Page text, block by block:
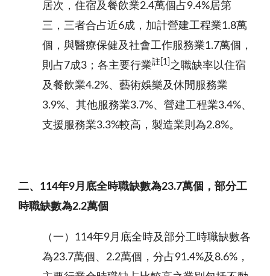
居次，住宿及餐飲業2.4萬個占9.4%居第
三，三者合占近6成，加計營建工程業1.8萬
個，與醫療保健及社會工作服務業1.7萬個，
則占7成3；各主要行業註 [1] 之職缺率以住宿
及餐飲業4.2%、藝術娛樂及休閒服務業
3.9%、其他服務業3.7%、營建工程業3.4%、
支援服務業3.3%較高，製造業則為2.8%。
二、 114年9月底全時職缺數為23.7萬個，部分工
時職缺數為2.2萬個
（一）114年9月底全時及部分工時職缺數各
為23.7萬個、2.2萬個，分占91.4%及8.6%，